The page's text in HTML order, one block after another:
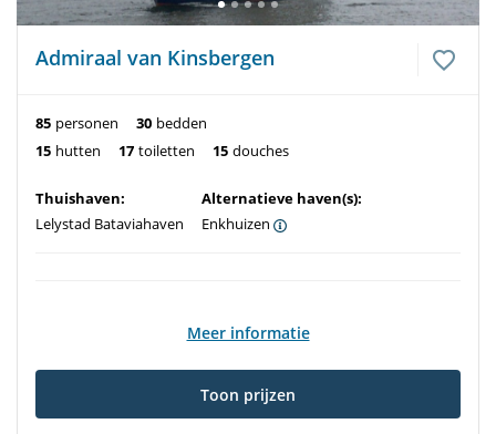
Admiraal van Kinsbergen
85 personen 30 bedden
15 hutten 17 toiletten 15 douches
Thuishaven:
Lelystad Bataviahaven
Alternatieve haven(s):
Enkhuizen
Meer informatie
Toon prijzen